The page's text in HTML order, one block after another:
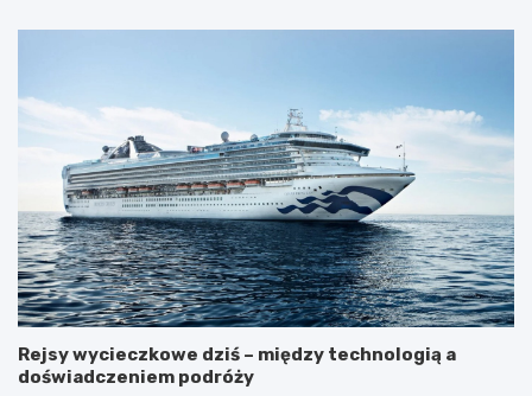
Rejsy wycieczkowe dziś – między technologią a
doświadczeniem podróży